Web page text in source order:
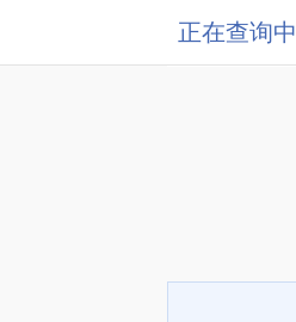
正在查询中